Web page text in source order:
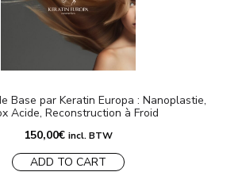
Base par Keratin Europa : Nanoplastie,
Acide, Reconstruction à Froid
150,00€ incl. BTW
ADD TO CART